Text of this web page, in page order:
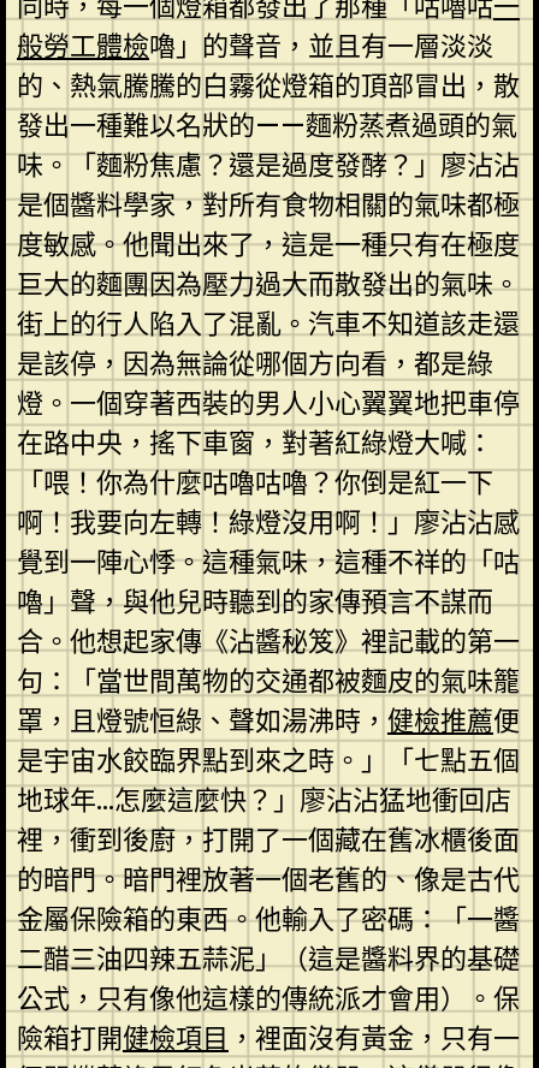
般勞工體檢嚕」的聲音，並且有一層淡淡
的、熱氣騰騰的白霧從燈箱的頂部冒出，散
發出一種難以名狀的——麵粉蒸煮過頭的氣
味。「麵粉焦慮？還是過度發酵？」廖沾沾
是個醬料學家，對所有食物相關的氣味都極
度敏感。他聞出來了，這是一種只有在極度
巨大的麵團因為壓力過大而散發出的氣味。
街上的行人陷入了混亂。汽車不知道該走還
是該停，因為無論從哪個方向看，都是綠
燈。一個穿著西裝的男人小心翼翼地把車停
在路中央，搖下車窗，對著紅綠燈大喊：
「喂！你為什麼咕嚕咕嚕？你倒是紅一下
啊！我要向左轉！綠燈沒用啊！」廖沾沾感
覺到一陣心悸。這種氣味，這種不祥的「咕
嚕」聲，與他兒時聽到的家傳預言不謀而
合。他想起家傳《沾醬秘笈》裡記載的第一
句：「當世間萬物的交通都被麵皮的氣味籠
罩，且燈號恒綠、聲如湯沸時， 健檢推薦便
是宇宙水餃臨界點到來之時。」「七點五個
地球年…怎麼這麼快？」廖沾沾猛地衝回店
裡，衝到後廚，打開了一個藏在舊冰櫃後面
的暗門。暗門裡放著一個老舊的、像是古代
金屬保險箱的東西。他輸入了密碼：「一醬
二醋三油四辣五蒜泥」（這是醬料界的基礎
公式，只有像他這樣的傳統派才會用）。保
險箱打開健檢項目 ，裡面沒有黃金，只有一